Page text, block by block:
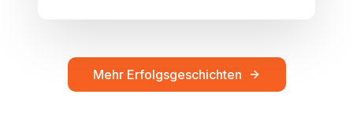
Mehr Erfolgsgeschichten